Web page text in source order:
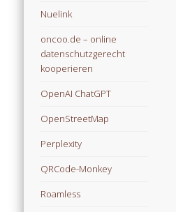
Nuelink
oncoo.de – online
datenschutzgerecht
kooperieren
OpenAI ChatGPT
OpenStreetMap
Perplexity
QRCode-Monkey
Roamless